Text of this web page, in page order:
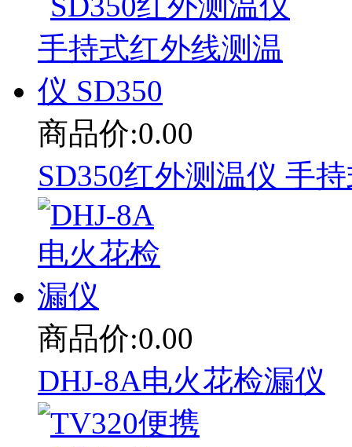
商品价:0.00
SD350红外测温仪 手
商品价:0.00
DHJ-8A电火花检漏仪